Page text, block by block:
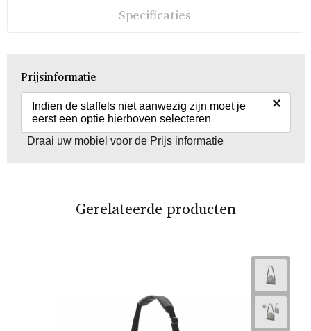
Specificaties
Prijsinformatie
Indien de staffels niet aanwezig zijn moet je
eerst een optie hierboven selecteren
×
Draai uw mobiel voor de Prijs informatie
Gerelateerde producten